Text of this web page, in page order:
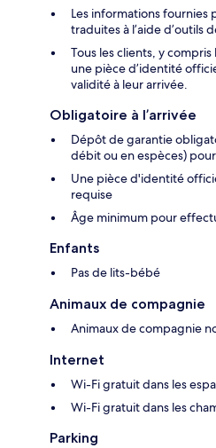
Les informations
traduites à l’aide d’outils
Tous les clients, y
une pièce d’identité
validité à leur arrivée.
Obligatoire à l’arrivée
Dépôt de garantie
débit ou en espèces)
Une pièce d'identité
requise
Âge minimum pour
Enfants
Pas de lits-bébé
Animaux de compagnie
Animaux de compagnie
Internet
Wi-Fi gratuit dans les
Wi-Fi gratuit dans les
Parking